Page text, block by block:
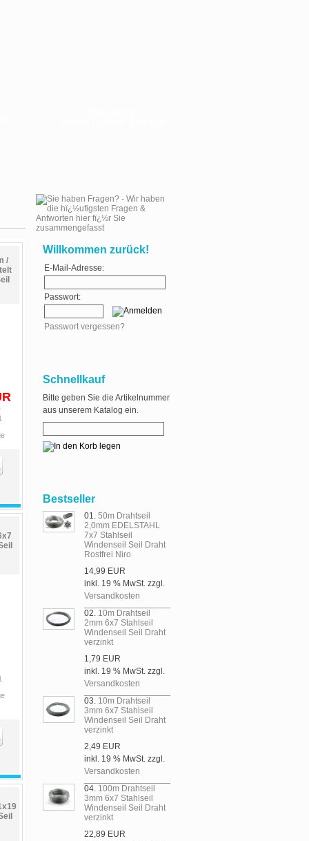
/
Willkommen zurück!
E-Mail-Adresse:
Passwort:
Passwort vergessen?
Schnellkauf
Bitte geben Sie die Artikelnummer
aus unserem Katalog ein.
Bestseller
01. 50m Drahtseil
2,0mm EDELSTAHL
7x7 Stahlseil
Windenseil Seil Draht
Rostfrei Niro
14,99 EUR
inkl. 19 % MwSt. zzgl.
Versandkosten
02. 10m Drahtseil
2mm 6x7 Stahlseil
Windenseil Seil Draht
verzinkt
1,79 EUR
inkl. 19 % MwSt. zzgl.
Versandkosten
03. 10m Drahtseil
3mm 6x7 Stahlseil
Windenseil Seil Draht
verzinkt
2,49 EUR
inkl. 19 % MwSt. zzgl.
Versandkosten
04. 100m Drahtseil
3mm 6x7 Stahlseil
Windenseil Seil Draht
verzinkt
22,89 EUR